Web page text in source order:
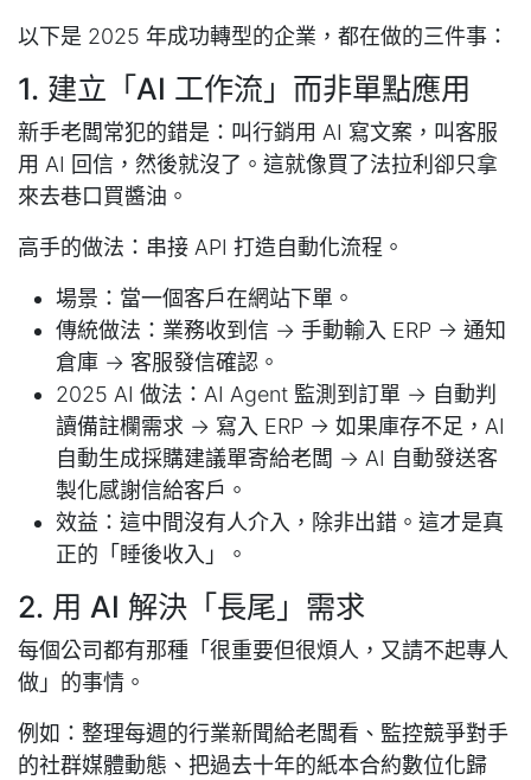
以下是 2025 年成功轉型的企業，都在做的三件事：
1. 建立「AI 工作流」而非單點應用
新手老闆常犯的錯是：叫行銷用 AI 寫文案，叫客服
用 AI 回信，然後就沒了。這就像買了法拉利卻只拿
來去巷口買醬油。
高手的做法：串接 API 打造自動化流程。
場景：當一個客戶在網站下單。
傳統做法：業務收到信 -> 手動輸入 ERP -> 通知
倉庫 -> 客服發信確認。
2025 AI 做法：AI Agent 監測到訂單 -> 自動判
讀備註欄需求 -> 寫入 ERP -> 如果庫存不足，AI
自動生成採購建議單寄給老闆 -> AI 自動發送客
製化感謝信給客戶。
效益：這中間沒有人介入，除非出錯。這才是真
正的「睡後收入」。
2. 用 AI 解決「長尾」需求
每個公司都有那種「很重要但很煩人，又請不起專人
做」的事情。
例如：整理每週的行業新聞給老闆看、監控競爭對手
的社群媒體動態、把過去十年的紙本合約數位化歸